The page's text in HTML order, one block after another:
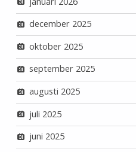
december 2025
oktober 2025
september 2025
augusti 2025
juli 2025
juni 2025